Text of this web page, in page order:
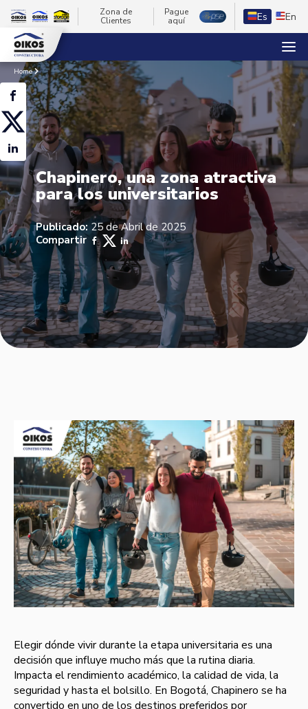
Zona de
Clientes
Pague
aquí
Es En
Home
Chapinero, una zona atractiva
para los universitarios
Publicado:25 de Abril de 2025
Compartir
Elegir dónde vivir durante la etapa universitaria es una
decisión que influye mucho más que la rutina diaria.
Impacta el rendimiento académico, la calidad de vida, la
seguridad y hasta el bolsillo. En Bogotá, Chapinero se ha
convertido en uno de los destinos preferidos por